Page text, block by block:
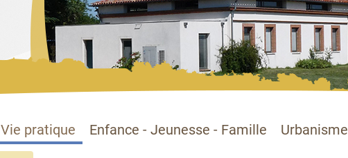
Vie pratique Enfance - Jeunesse - Famille Urbanisme